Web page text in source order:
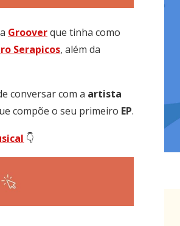
Grooverque tinha como
Serapicos, além da
conversar com a artista
compõe o seu primeiro EP.
👇